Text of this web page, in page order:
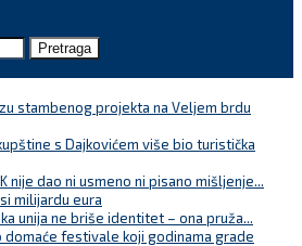
Pretraga
stambenog projekta na Veljem brdu
s Dajkovićem više bio turistička
nije dao ni usmeno ni pisano mišljenje...
milijardu eura
unija ne briše identitet – ona pruža...
domaće festivale koji godinama grade